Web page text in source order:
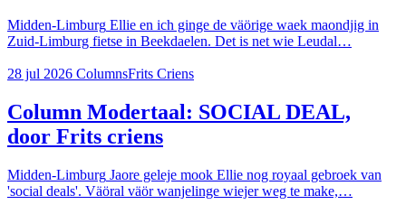
Midden-Limburg Ellie en ich ginge de väörige waek maondjig in
Zuid-Limburg fietse in Beekdaelen. Det is net wie Leudal…
28 jul 2026 ColumnsFrits Criens
Column Modertaal: SOCIAL DEAL,
door Frits criens
Midden-Limburg Jaore geleje mook Ellie nog royaal gebroek van
'social deals'. Väöral väör wanjelinge wiejer weg te make,…